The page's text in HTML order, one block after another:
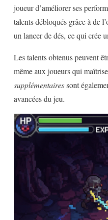
joueur d’améliorer ses
talents débloqués grâce à de
un lancer de dés, ce qui crée
Les talents obtenus peuvent
même aux joueurs qui
supplémentairessont
avancées du jeu.